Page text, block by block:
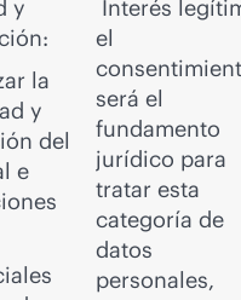
y
la
y
del
e
Interés
el
será el
fundamento
jurídico para
tratar esta
categoría de
datos
personales,